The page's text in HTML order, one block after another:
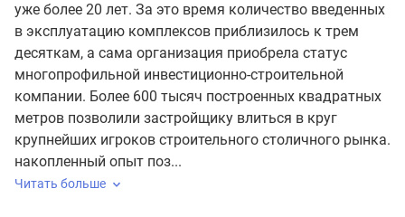
уже более 20 лет. За это время количество введенных
в эксплуатацию комплексов приблизилось к трем
десяткам, а сама организация приобрела статус
многопрофильной инвестиционно-строительной
компании. Более 600 тысяч построенных квадратных
метров позволили застройщику влиться в круг
крупнейших игроков строительного столичного рынка.
накопленный опыт поз...
Читать больше